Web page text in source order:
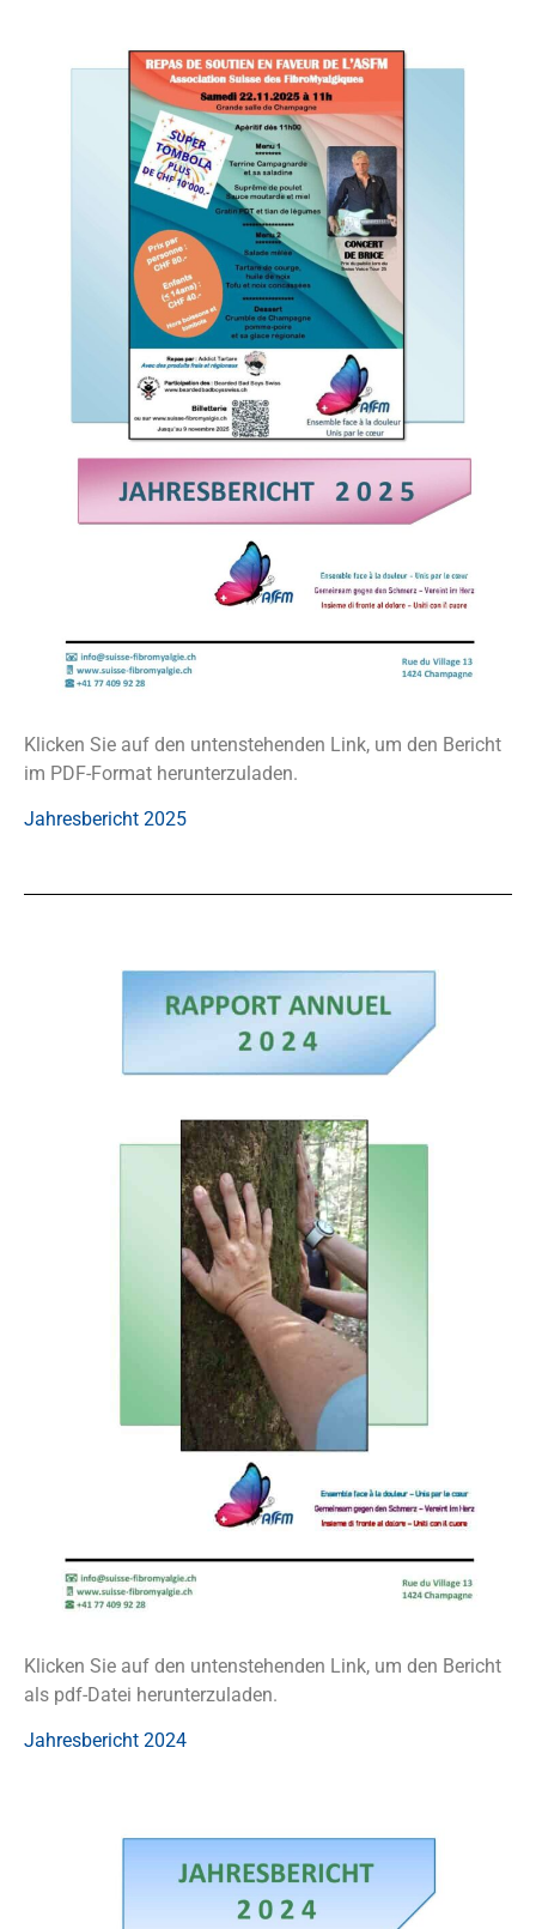
Klicken Sie auf den untenstehenden Link, um den Bericht
im PDF-Format herunterzuladen.
Jahresbericht 2025
Klicken Sie auf den untenstehenden Link, um den Bericht
als pdf-Datei herunterzuladen.
Jahresbericht 2024